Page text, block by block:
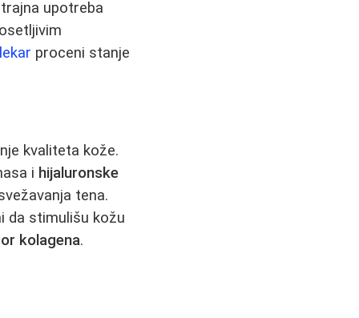
upotreba
lekar proceni stanje
kvaliteta kože.
i hijaluronske
tena.
da stimulišu kožu
kolagena.